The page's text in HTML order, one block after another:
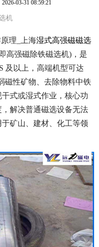
2026-03-31 08:59:21
机
理_上海湿式高强磁磁选
高强磁除铁磁选机)，是
及以上，高端机型可达
磁性矿物、去除物料中铁
式或湿式作业，核心功
解决普通磁选设备无法
矿山、建材、化工等领